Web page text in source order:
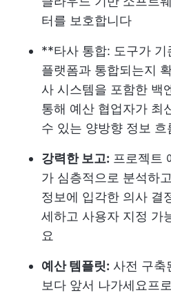
터를 보호합니다
**타사 통합: 도구가 기
플랫폼과 통합되는지
사 시스템을 포함한 백
통해 예산 협업자가 최
수 있는 양방향 정보
강력한 보고: 프로젝트
가 심층적으로 분석하
정보에 입각한 의사 결
세하고 사용자 지정 가
요
예산 템플릿: 사전 구축
보다 앞서 나가세요 프